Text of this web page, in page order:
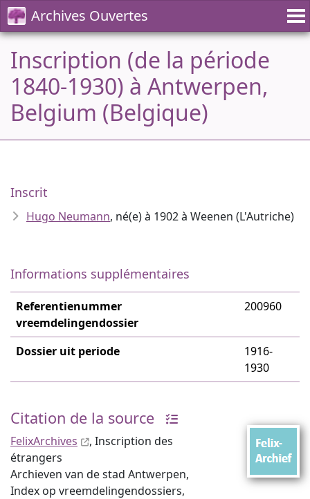
Archives Ouvertes
Inscription (de la période
1840-1930) à Antwerpen,
Belgium (Belgique)
Inscrit
Hugo Neumann, né(e) à 1902 à Weenen (L'Autriche)
Informations supplémentaires
Referentienummer
vreemdelingendossier
200960
Dossier uit periode
1916-
1930
Citation de la source
FelixArchives
, Inscription des
étrangers
Archieven van de stad Antwerpen,
Index op vreemdelingendossiers,